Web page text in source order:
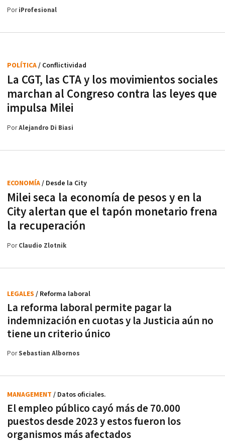
PoriProfesional
La CGT, las CTA y los movimientos sociales
marchan al Congreso contra las leyes que
impulsa Milei
POLÍTICA/ Conflictividad
PorAlejandro Di Biasi
Milei seca la economía de pesos y en la
City alertan que el tapón monetario frena
la recuperación
ECONOMÍA/ Desde la City
PorClaudio Zlotnik
La reforma laboral permite pagar la
indemnización en cuotas y la Justicia aún no
tiene un criterio único
LEGALES / Reforma laboral
PorSebastian Albornos
El empleo público cayó más de 70.000
puestos desde 2023 y estos fueron los
organismos más afectados
MANAGEMENT / Datos oficiales.